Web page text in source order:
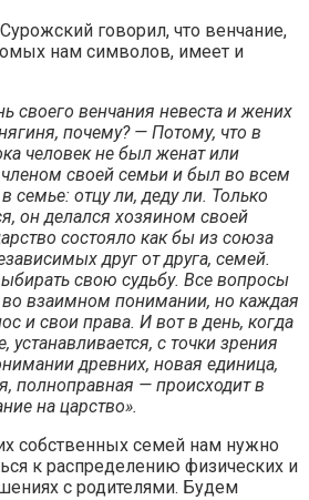
говорил, что венчание,
нам символов, имеет и
своего венчания невеста и жених
почему? — Потому, что в
человек не был женат или
своей семьи и был во всем
семье: отцу ли, деду ли. Только
он делался хозяином своей
состояло как бы из союза
друг от друга, семей.
свою судьбу. Все вопросы
во взаимном понимании, но каждая
и свои права. И вот в день, когда
устанавливается, с точки зрения
древних, новая единица,
полноправная — происходит в
на царство».
собственных семей нам нужно
к распределению физических и
с родителями. Будем